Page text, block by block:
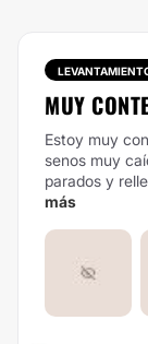
MUY
Estoy muy
senos muy
parados y
más